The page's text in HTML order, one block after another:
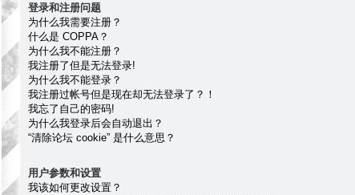
登录和注册问题
为什么我需要注册？
什么是 COPPA？
为什么我不能注册？
我注册了但是无法登录!
为什么我不能登录？
我注册过帐号但是现在却无法登录了？！
我忘了自己的密码!
为什么我登录后会自动退出？
“清除论坛 cookie” 是什么意思？
用户参数和设置
我该如何更改设置？